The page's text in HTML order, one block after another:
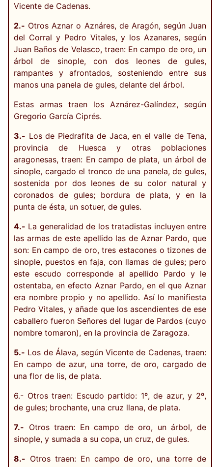
Vicente de Cadenas.
2.- Otros Aznar o Aznáres, de Aragón, según Juan
del Corral y Pedro Vitales, y los Azanares, según
Juan Baños de Velasco, traen: En campo de oro, un
árbol de sinople, con dos leones de gules,
rampantes y afrontados, sosteniendo entre sus
manos una panela de gules, delante del árbol.
Estas armas traen los Aznárez-Galíndez, según
Gregorio García Ciprés.
3.- Los de Piedrafita de Jaca, en el valle de Tena,
provincia de Huesca y otras poblaciones
aragonesas, traen: En campo de plata, un árbol de
sinople, cargado el tronco de una panela, de gules,
sostenida por dos leones de su color natural y
coronados de gules; bordura de plata, y en la
punta de ésta, un sotuer, de gules.
4.- La generalidad de los tratadistas incluyen entre
las armas de este apellido las de Aznar Pardo, que
son: En campo de oro, tres estacones o tizones de
sinople, puestos en faja, con llamas de gules; pero
este escudo corresponde al apellido Pardo y le
ostentaba, en efecto Aznar Pardo, en el que Aznar
era nombre propio y no apellido. Así lo manifiesta
Pedro Vitales, y añade que los ascendientes de ese
caballero fueron Señores del lugar de Pardos (cuyo
nombre tomaron), en la provincia de Zaragoza.
5.- Los de Álava, según Vicente de Cadenas, traen:
En campo de azur, una torre, de oro, cargado de
una flor de lis, de plata.
6.- Otros traen: Escudo partido: 1º, de azur, y 2º,
de gules; brochante, una cruz llana, de plata.
7.- Otros traen: En campo de oro, un árbol, de
sinople, y sumada a su copa, un cruz, de gules.
8.- Otros traen: En campo de oro, una torre de